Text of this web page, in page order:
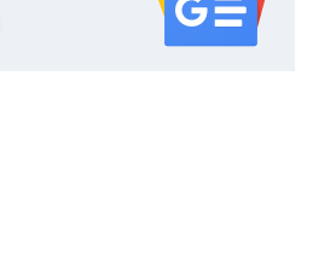
serwisu